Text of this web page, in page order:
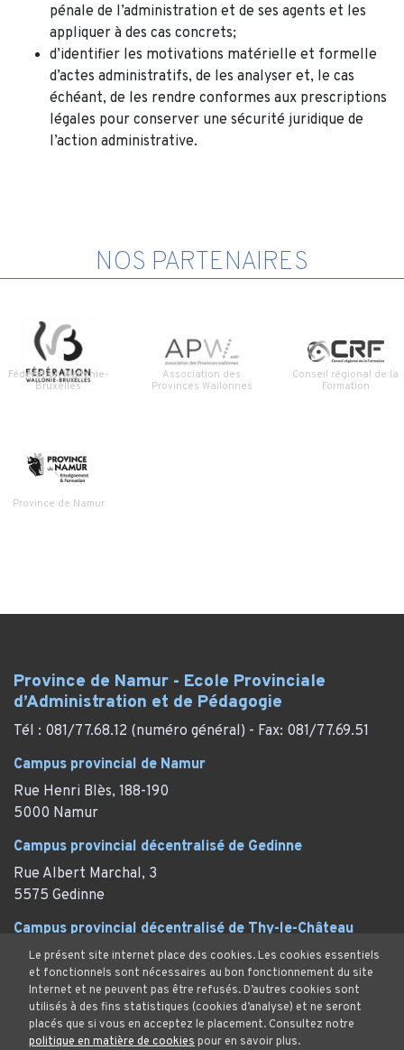
pénale de l’administration et de ses agents et les
appliquer à des cas concrets;
d’identifier les motivations matérielle et formelle
d’actes administratifs, de les analyser et, le cas
échéant, de les rendre conformes aux prescriptions
légales pour conserver une sécurité juridique de
l’action administrative.
NOS PARTENAIRES
Fédération Wallonie-
Bruxelles
Association des
Provinces Wallonnes
Conseil régional de la
Formation
Province de Namur
Province de Namur - Ecole Provinciale
d’Administration et de Pédagogie
Tél : 081/77.68.12 (numéro général) - Fax: 081/77.69.51
Campus provincial de Namur
Rue Henri Blès, 188-190
5000 Namur
Campus provincial décentralisé de Gedinne
Rue Albert Marchal, 3
5575 Gedinne
Campus provincial décentralisé de Thy-le-Château
Rue des Marronniers, 29
Thy-le-Château (Walcourt)
Le présent site internet place des cookies. Les cookies essentiels
et fonctionnels sont nécessaires au bon fonctionnement du site
Internet et ne peuvent pas être refusés. D’autres cookies sont
utilisés à des fins statistiques (cookies d’analyse) et ne seront
placés que si vous en acceptez le placement. Consultez notre
politique en matière de cookiespour en savoir plus.